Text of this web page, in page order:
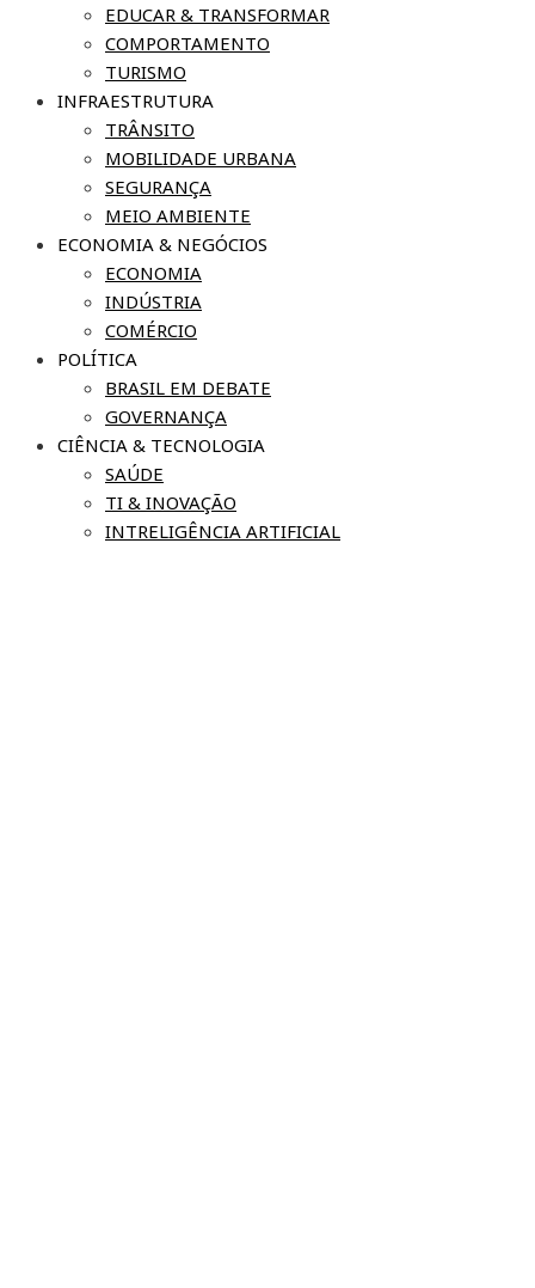
EDUCAR & TRANSFORMAR
COMPORTAMENTO
TURISMO
INFRAESTRUTURA
TRÂNSITO
MOBILIDADE URBANA
SEGURANÇA
MEIO AMBIENTE
ECONOMIA & NEGÓCIOS
ECONOMIA
INDÚSTRIA
COMÉRCIO
POLÍTICA
BRASIL EM DEBATE
GOVERNANÇA
CIÊNCIA & TECNOLOGIA
SAÚDE
TI & INOVAÇÃO
INTRELIGÊNCIA ARTIFICIAL